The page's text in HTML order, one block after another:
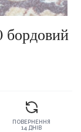
бордовий
ПОВЕРНЕННЯ
14 ДНІВ